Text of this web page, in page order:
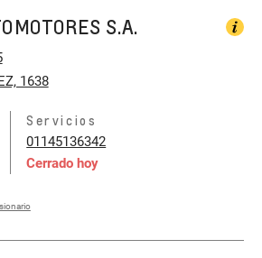
S.A.
1638
Servicios
01145136342
Cerrado hoy